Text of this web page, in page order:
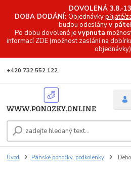
DOVOLENÁ 3.8.-
DOBA DODÁNÍ: Objednávkypřijaté/
budou odeslányv
Po dobu dovolené jevypnuta
informacíZDE (možnost zaslání na
+420 732 552 122
Úvod Pánské ponožky, podkolenky